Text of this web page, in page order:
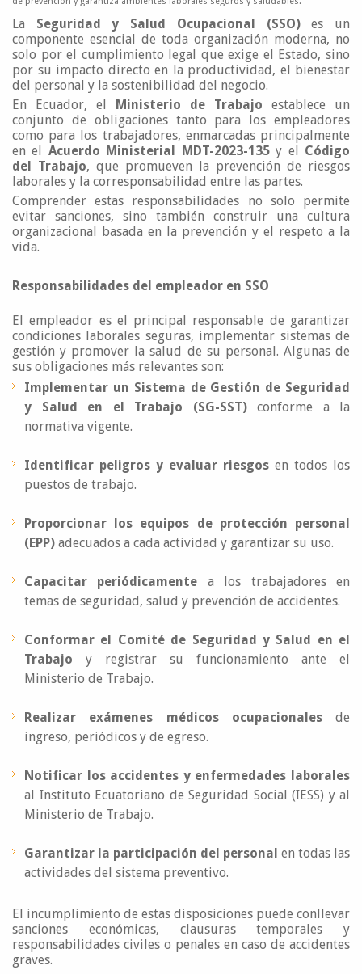
La Seguridad y Salud Ocupacional (SSO)es un
componente esencial de toda organización moderna, no
solo por el cumplimiento legal que exige el Estado, sino
por su impacto directo en la productividad, el bienestar
del personal y la sostenibilidad del negocio.
En Ecuador, el Ministerio de Trabajo establece un
conjunto de obligaciones tanto para los empleadores
como para los trabajadores, enmarcadas principalmente
en el Acuerdo Ministerial MDT-2023-135y el Código
del Trabajo, que promueven la prevención de riesgos
laborales y la corresponsabilidad entre las partes.
Comprender estas responsabilidades no solo permite
evitar sanciones, sino también construir una cultura
organizacional basada en la prevención y el respeto a la
vida.
Responsabilidades del empleador en SSO
El empleador es el principal responsable de garantizar
condiciones laborales seguras, implementar sistemas de
gestión y promover la salud de su personal. Algunas de
sus obligaciones más relevantes son:
Implementar un Sistema de Gestión de Seguridad
y Salud en el Trabajo (SG-SST)conforme a la
normativa vigente.
Identificar peligros y evaluar riesgos en todos los
puestos de trabajo.
Proporcionar los equipos de protección personal
(EPP) adecuados a cada actividad y garantizar su uso.
Capacitar periódicamente a los trabajadores en
temas de seguridad, salud y prevención de accidentes.
Conformar el Comité de Seguridad y Salud en el
Trabajo y registrar su funcionamiento ante el
Ministerio de Trabajo.
Realizar exámenes médicos ocupacionales de
ingreso, periódicos y de egreso.
Notificar los accidentes y enfermedades laborales
al Instituto Ecuatoriano de Seguridad Social (IESS) y al
Ministerio de Trabajo.
Garantizar la participación del personal en todas las
actividades del sistema preventivo.
El incumplimiento de estas disposiciones puede conllevar
sanciones económicas, clausuras temporales y
responsabilidades civiles o penales en caso de accidentes
graves.